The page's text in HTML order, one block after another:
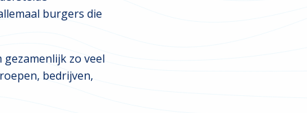
burgers die
zo veel
bedrijven,